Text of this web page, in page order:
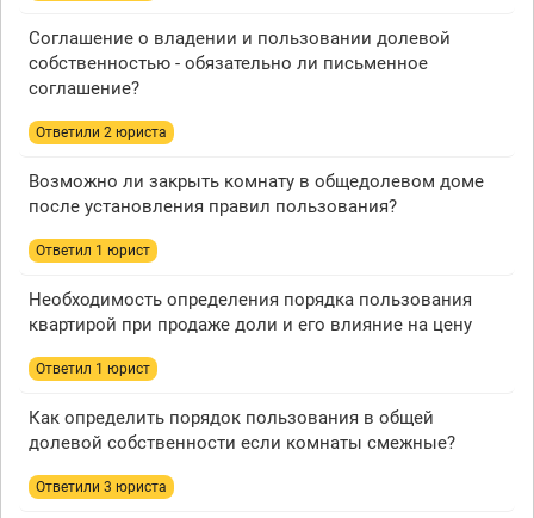
Соглашение о владении и пользовании долевой
собственностью - обязательно ли письменное
соглашение?
Ответили 2 юристa
Возможно ли закрыть комнату в общедолевом доме
после установления правил пользования?
Ответил 1 юрист
Необходимость определения порядка пользования
квартирой при продаже доли и его влияние на цену
Ответил 1 юрист
Как определить порядок пользования в общей
долевой собственности если комнаты смежные?
Ответили 3 юристa